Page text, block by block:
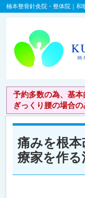
楠本整骨針灸院・整体院｜和
予約多数の為、基本
ぎっくり腰の場合の
痛みを根
療家を作る